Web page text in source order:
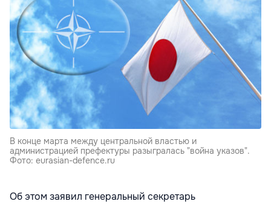
В конце марта между центральной властью и
администрацией префектуры разыгралась "война указов".
Фото: eurasian-defence.ru
Об этом заявил генеральный секретарь